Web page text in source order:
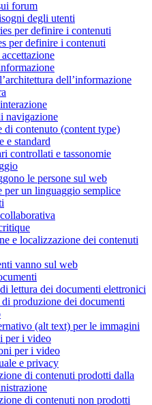
forum
degli utenti
per definire i contenuti
per definire i contenuti
dell’informazione
navigazione
di contenuto (content type)
e standard
controllati e tassonomie
le persone sul web
per un linguaggio semplice
e localizzazione dei contenuti
vanno sul web
lettura dei documenti elettronici
produzione dei documenti
(alt text) per le immagini
per i video
per i video
e privacy
di contenuti prodotti dalla
di contenuti non prodotti